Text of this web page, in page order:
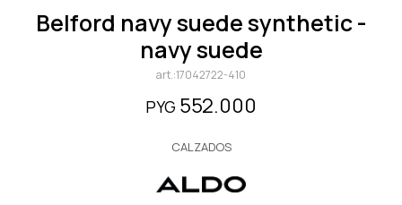
belford navy suede synthetic -
navy suede
17042722-410
PYG 552.000
CALZADOS